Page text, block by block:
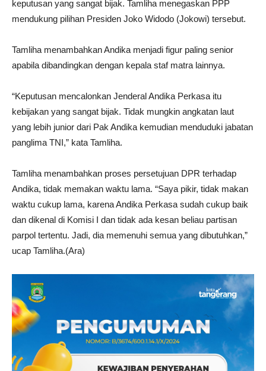
keputusan yang sangat bijak. Tamliha menegaskan PPP
mendukung pilihan Presiden Joko Widodo (Jokowi) tersebut.
Tamliha menambahkan Andika menjadi figur paling senior
apabila dibandingkan dengan kepala staf matra lainnya.
“Keputusan mencalonkan Jenderal Andika Perkasa itu
kebijakan yang sangat bijak. Tidak mungkin angkatan laut
yang lebih junior dari Pak Andika kemudian menduduki jabatan
panglima TNI,” kata Tamliha.
Tamliha menambahkan proses persetujuan DPR terhadap
Andika, tidak memakan waktu lama. “Saya pikir, tidak makan
waktu cukup lama, karena Andika Perkasa sudah cukup baik
dan dikenal di Komisi I dan tidak ada kesan beliau partisan
parpol tertentu. Jadi, dia memenuhi semua yang dibutuhkan,”
ucap Tamliha.(Ara)